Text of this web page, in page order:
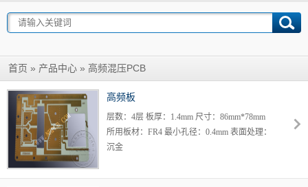
首页 » 产品中心 » 高频混压PCB
高频板
层数：4层 板厚：1.4mm 尺寸：86mm*78mm
所用板材：FR4 最小孔径：0.4mm 表面处理：
沉金